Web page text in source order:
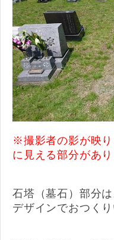
※撮影者の影が映り
に見える部分があり
石塔（墓石）部分
デザインでおつくり